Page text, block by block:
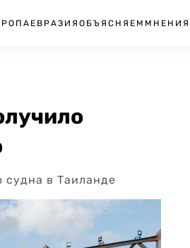
ЕВРАЗИЯ ОБЪЯСНЯЕМ МНЕНИЯ
судна в Таиланде